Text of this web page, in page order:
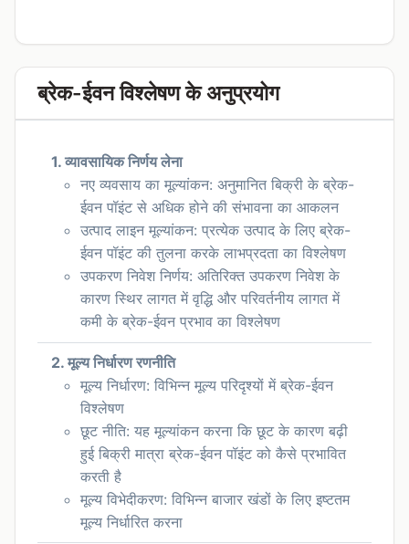
ब्रेक-ईवन विश्लेषण के अनुप्रयोग
1. व्यावसायिक निर्णय लेना
नए व्यवसाय का मूल्यांकन: अनुमानित बिक्री के ब्रेक-
ईवन पॉइंट से अधिक होने की संभावना का आकलन
उत्पाद लाइन मूल्यांकन: प्रत्येक उत्पाद के लिए ब्रेक-
ईवन पॉइंट की तुलना करके लाभप्रदता का विश्लेषण
उपकरण निवेश निर्णय: अतिरिक्त उपकरण निवेश के
कारण स्थिर लागत में वृद्धि और परिवर्तनीय लागत में
कमी के ब्रेक-ईवन प्रभाव का विश्लेषण
2. मूल्य निर्धारण रणनीति
मूल्य निर्धारण: विभिन्न मूल्य परिदृश्यों में ब्रेक-ईवन
विश्लेषण
छूट नीति: यह मूल्यांकन करना कि छूट के कारण बढ़ी
हुई बिक्री मात्रा ब्रेक-ईवन पॉइंट को कैसे प्रभावित
करती है
मूल्य विभेदीकरण: विभिन्न बाजार खंडों के लिए इष्टतम
मूल्य निर्धारित करना